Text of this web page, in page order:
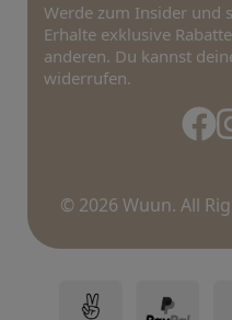
Werde zum Insider und
Erhalte exklusive
anderen. Du kannst
widerrufen.
© 2026 Wuun. All